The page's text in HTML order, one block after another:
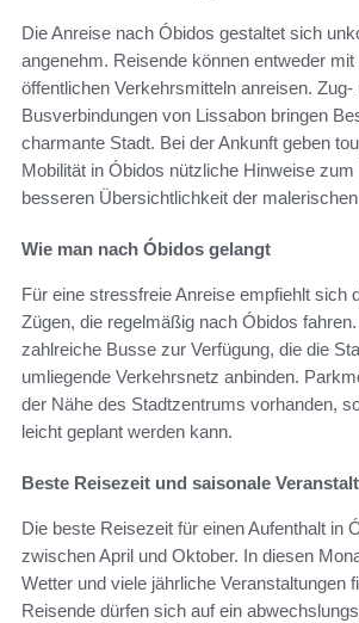
Die Anreise nach Óbidos gestaltet sich
angenehm. Reisende können entweder
öffentlichen Verkehrsmitteln anreisen. Zug-
Busverbindungen von Lissabon bringen
charmante Stadt. Bei der Ankunft geben
Mobilität in Óbidos nützliche Hinweise
besseren Übersichtlichkeit der
Wie man nach Óbidos gelangt
Für eine stressfreie Anreise empfiehlt sich
Zügen, die regelmäßig nach Óbidos
zahlreiche Busse zur Verfügung, die die
umliegende Verkehrsnetz anbinden.
der Nähe des Stadtzentrums vorhanden,
leicht geplant werden kann.
Beste Reisezeit und saisonale
Die beste Reisezeit für einen Aufenthalt in
zwischen April und Oktober. In diesen
Wetter und viele jährliche Veranstaltungen
Reisende dürfen sich auf ein